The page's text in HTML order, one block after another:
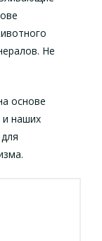
Не
основе
и наших